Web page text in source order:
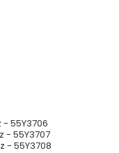
- 55Y3706
- 55Y3707
- 55Y3708